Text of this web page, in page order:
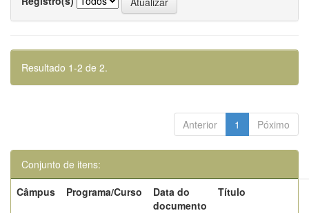
Resultado 1-2 de 2.
Anterior 1 Póximo
Conjunto de itens:
Câmpus
Programa/Curso
Data do
documento
Título